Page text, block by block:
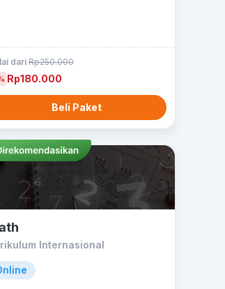
dariRp250.000
Rp180.000
Beli Paket
Internasional